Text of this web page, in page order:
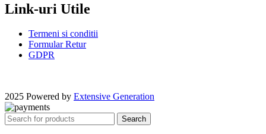
Link-uri Utile
Termeni si conditii
Formular Retur
GDPR
2025 Powered by Extensive Generation
Search